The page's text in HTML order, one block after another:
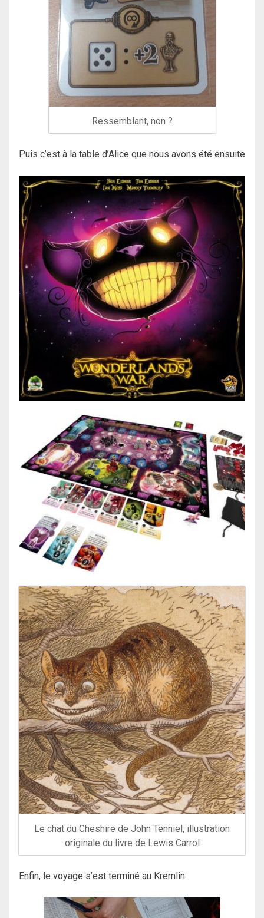
Ressemblant, non ?
Puis c’est à la table d’Alice que nous avons été ensuite
Le chat du Cheshire de John Tenniel, illustration
originale du livre de Lewis Carrol
Enfin, le voyage s’est terminé au Kremlin